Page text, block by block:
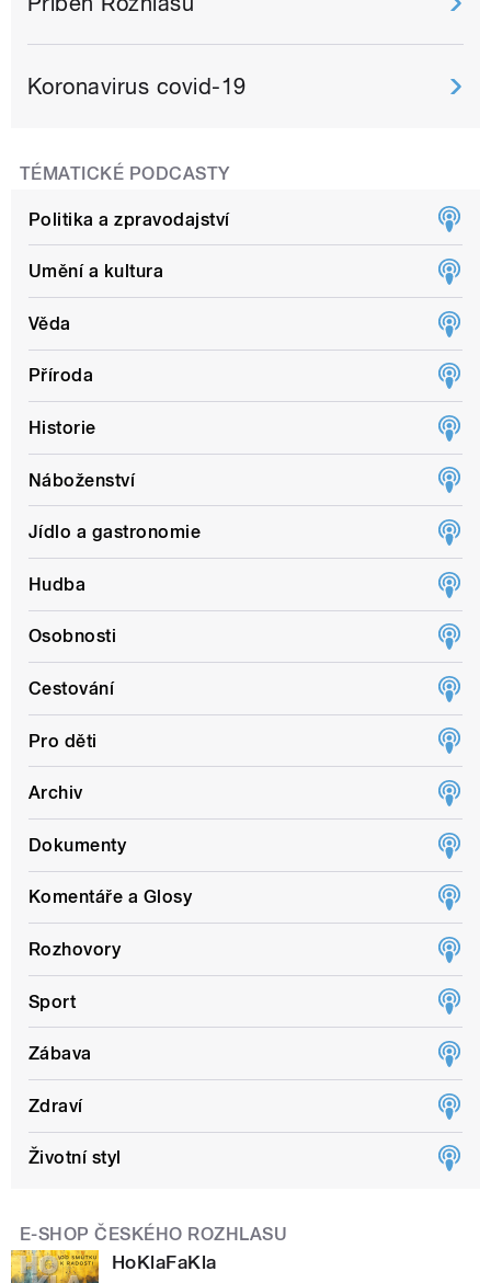
Koronavirus covid-19
TÉMATICKÉ PODCASTY
Politika a zpravodajství
Umění a kultura
Věda
Příroda
Historie
Náboženství
Jídlo a gastronomie
Hudba
Osobnosti
Cestování
Pro děti
Archiv
Dokumenty
Komentáře a Glosy
Rozhovory
Sport
Zábava
Zdraví
Životní styl
E-SHOP ČESKÉHO ROZHLASU
HoKlaFaKla